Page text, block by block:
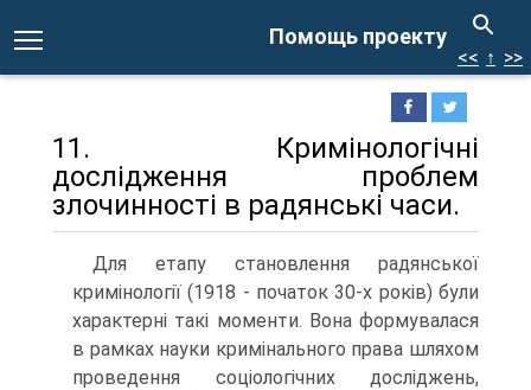
Помощь проекту
<< ↑ >>
11. Кримінологічні
дослідження проблем
злочинності в радянські часи.
Для етапу становлення радянської
кримінології (1918 - початок 30-х років) були
характерні такі моменти. Вона формувалася
в рамках науки кримінального права шляхом
проведення соціологічних досліджень,